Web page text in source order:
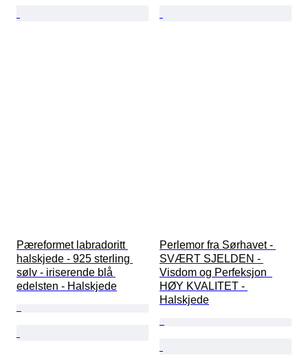
Pæreformet labradoritt
halskjede - 925 sterling
sølv - iriserende blå
edelsten - Halskjede
Perlemor fra Sørhavet -
SVÆRT SJELDEN -
Visdom og Perfeksjon
HØY KVALITET -
Halskjede